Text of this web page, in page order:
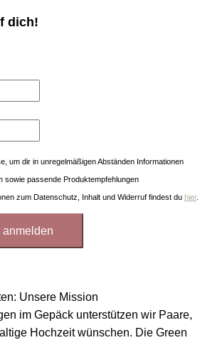
dich!
um dir in unregelmäßigen Abständen Informationen
sowie passende Produktempfehlungen
zum Datenschutz, Inhalt und Widerruf findest du hier.
Unsere Mission
im Gepäck unterstützen wir Paare,
Hochzeit wünschen. Die Green